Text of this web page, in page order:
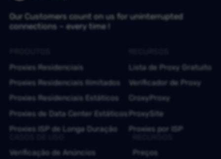
Our Customers count on us for uninterrupted
connections – every time !
Proxies Residenciais
Proxies Residenciais Ilimitados
Proxies Residenciais Estáticos
Proxies de Data Center Estáticos
Proxies ISP de Longa Duração
Lista de Proxy Gratuito
Verificador de Proxy
CroxyProxy
ProxySite
Proxies por ISP
Verificação de Anúncios
Preços